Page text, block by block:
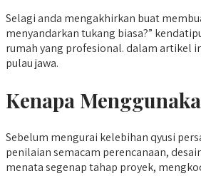
Selagi anda mengakhirkan buat
menyandarkan tukang biasa?”
rumah yang profesional. dalam artikel
pulau jawa.
Kenapa
Sebelum mengurai kelebihan qyusi
penilaian semacam perencanaan,
menata segenap tahap proyek,